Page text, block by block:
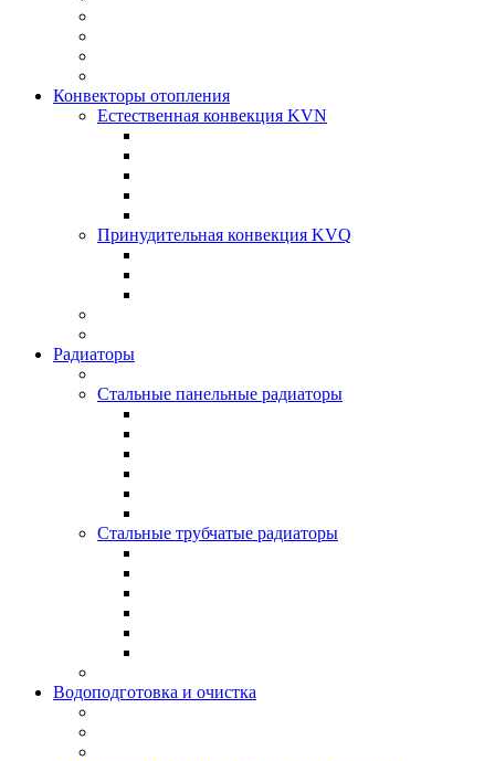
Конвекторы отопления
Естественная конвекция KVN
Принудительная конвекция KVQ
Радиаторы
Стальные панельные радиаторы
Стальные трубчатые радиаторы
Водоподготовка и очистка